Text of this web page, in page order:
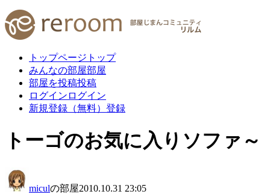
トップページ トップ
みんなの部屋部屋
部屋を投稿投稿
ログイン ログイン
新規登録（無料） 登録
トーゴのお気に入りソファ～
miculの部屋2010.10.31 23:05